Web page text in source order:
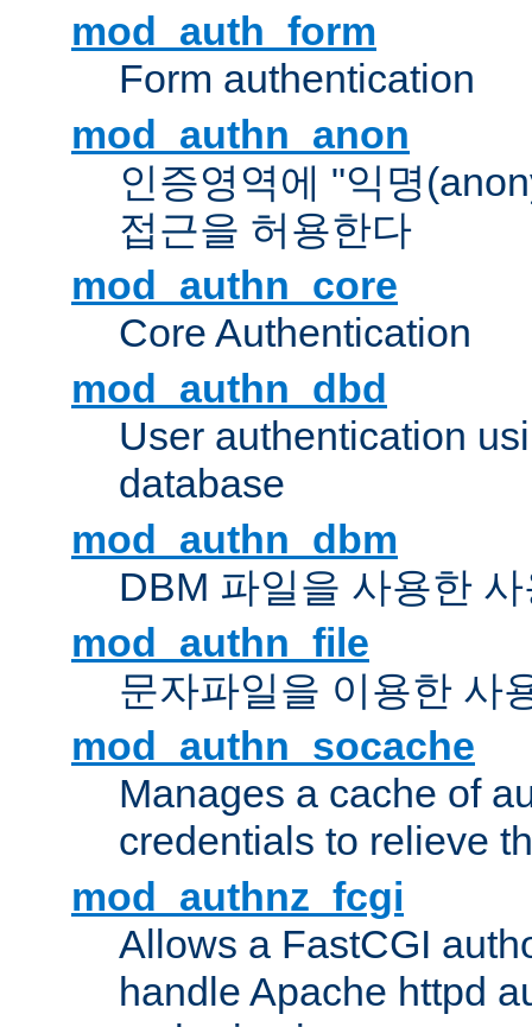
mod_auth_form
Form authentication
mod_authn_anon
인증영역에 "익명
접근을 허용한다
mod_authn_core
Core Authentication
mod_authn_dbd
User authentication
database
mod_authn_dbm
DBM 파일을 사용한
mod_authn_file
문자파일을 이용한 사
mod_authn_socache
Manages a cache of
credentials to relieve
mod_authnz_fcgi
Allows a FastCGI
handle Apache httpd